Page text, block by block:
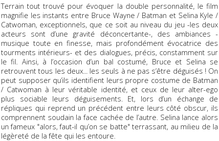
Terrain tout trouvé pour évoquer la double personnalité, le film
magnifie les instants entre Bruce Wayne / Batman et Selina Kyle /
Catwoman, exceptionnels, que ce soit au niveau du jeu -les deux
acteurs sont d’une gravité déconcertante-, des ambiances -
musique toute en finesse, mais profondément évocatrice des
tourments intérieurs- et des dialogues, précis, constamment sur
le fil. Ainsi, à l’occasion d’un bal costumé, Bruce et Selina se
retrouvent tous les deux... les seuls à ne pas s’être déguisés ! On
peut supposer qu’ils identifient leurs propre costume de Batman
/ Catwoman à leur véritable identité, et ceux de leur alter-ego
plus sociable leurs déguisements. Et, lors d’un échange de
répliques qui reprend un précédent entre leurs côté obscur, ils
comprennent soudain la face cachée de l’autre. Selina lance alors
un fameux "alors, faut-il qu’on se batte" terrassant, au milieu de la
légèreté de la fête qui les entoure.